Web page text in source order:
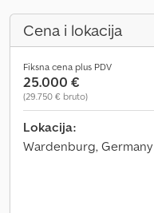
Cena i lokacija
Fiksna cena plus PDV
25.000 €
(29.750 € bruto)
Lokacija:
Wardenburg, Germany